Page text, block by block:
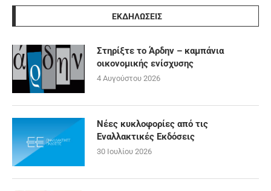
ΕΚΔΗΛΩΣΕΙΣ
Στηρίξτε το Άρδην – καμπάνια
οικονομικής ενίσχυσης
4 Αυγούστου 2026
Νέες κυκλοφορίες από τις
Εναλλακτικές Εκδόσεις
30 Ιουλίου 2026